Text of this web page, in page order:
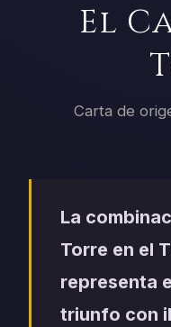
El
Carta de
La
Torre en el
representa
triunfo con